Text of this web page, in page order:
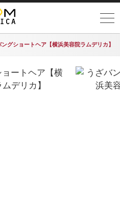
ングショートヘア【横浜美容院ラムデリカ】